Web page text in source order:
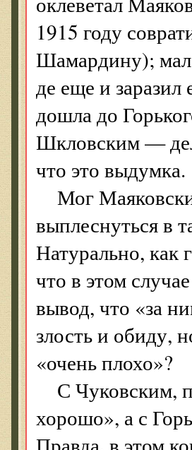
1915 году
Шамардину);
де еще и
дошла до
Шкловским —
что это выдумка.
Мог
выплеснуться в
Натурально, как
что в этом
вывод, что «за
злость и обиду,
«очень плохо»?
С Чуковским,
хорошо», а с